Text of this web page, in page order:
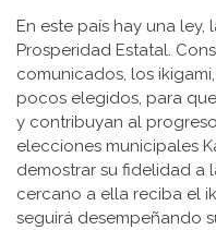
En este país hay una
Prosperidad Estatal.
comunicados, los
pocos elegidos, para
y contribuyan al
elecciones municipales
demostrar su fidelidad a
cercano a ella reciba el
seguirá desempeñando